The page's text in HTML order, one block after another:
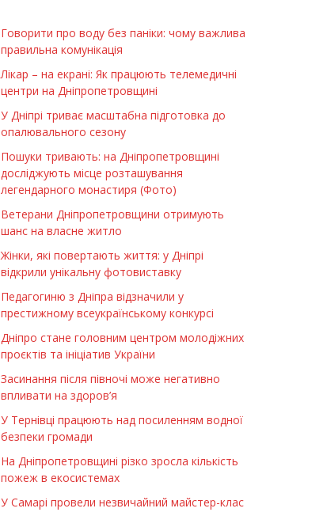
Говорити про воду без паніки: чому важлива
правильна комунікація
Лікар – на екрані: Як працюють телемедичні
центри на Дніпропетровщині
У Дніпрі триває масштабна підготовка до
опалювального сезону
Пошуки тривають: на Дніпропетровщині
досліджують місце розташування
легендарного монастиря (Фото)
Ветерани Дніпропетровщини отримують
шанс на власне житло
Жінки, які повертають життя: у Дніпрі
відкрили унікальну фотовиставку
Педагогиню з Дніпра відзначили у
престижному всеукраїнському конкурсі
Дніпро стане головним центром молодіжних
проєктів та ініціатив України
Засинання після півночі може негативно
впливати на здоров’я
У Тернівці працюють над посиленням водної
безпеки громади
На Дніпропетровщині різко зросла кількість
пожеж в екосистемах
У Самарі провели незвичайний майстер-клас